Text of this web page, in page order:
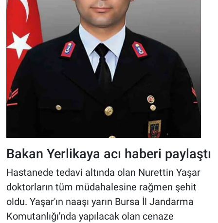
Bakan Yerlikaya acı haberi paylaştı
Hastanede tedavi altında olan Nurettin Yaşar
doktorların tüm müdahalesine rağmen şehit
oldu. Yaşar'ın naaşı yarın Bursa İl Jandarma
Komutanlığı'nda yapılacak olan cenaze